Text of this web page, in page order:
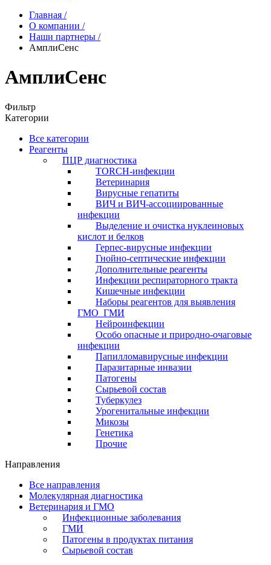
Главная /
О компании /
Наши партнеры /
АмплиСенс
АмплиСенс
Фильтр
Категории
Все категории
Реагенты
ПЦР диагностика
TORCH-инфекции
Ветеринария
Вирусные гепатиты
ВИЧ и ВИЧ-ассоциированные
инфекции
Выделение и очистка нуклеиновых
кислот и белков
Герпес-вирусные инфекции
Гнойно-септические инфекции
Дополнительные реагенты
Инфекции респираторного тракта
Кишечные инфекции
Наборы реагентов для выявления
ГМО_ГМИ
Нейроинфекции
Особо опасные и природно-очаговые
инфекции
Папилломавирусные инфекции
Паразитарные инвазии
Патогены
Сырьевой состав
Туберкулез
Урогенитальные инфекции
Микозы
Генетика
Прочие
Направления
Все направления
Молекулярная диагностика
Ветеринария и ГМО
Инфекционные заболевания
ГМИ
Патогены в продуктах питания
Сырьевой состав